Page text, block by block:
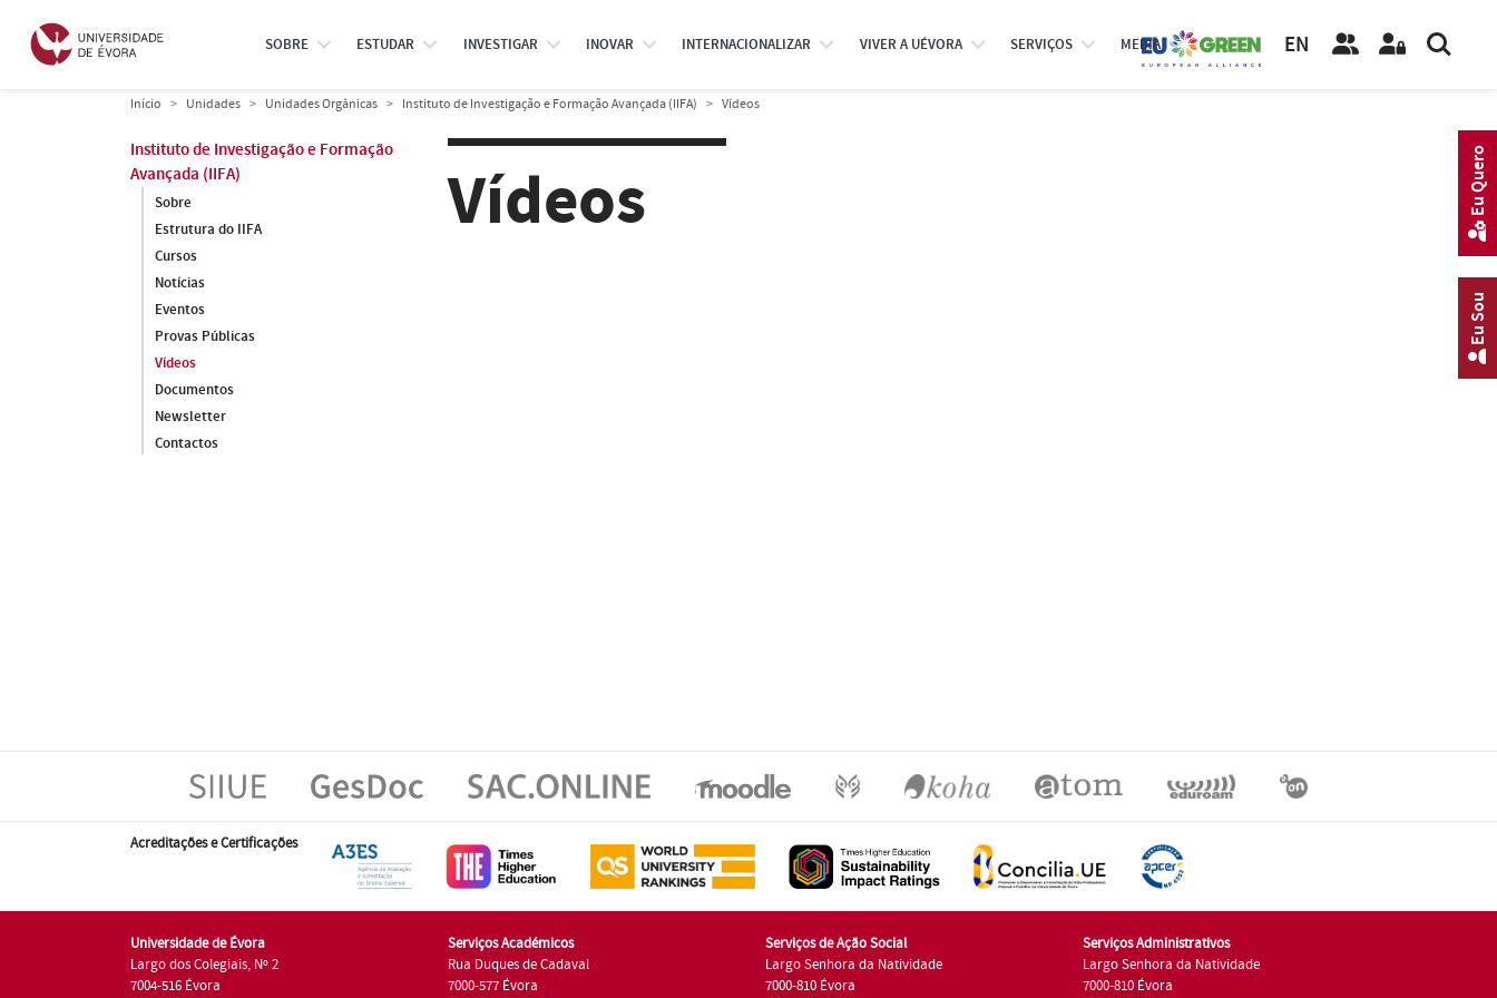
SOBRE ESTUDAR INVESTIGAR INOVAR INTERNACIONALIZAR VIVER A UÉVORA SERVIÇOS MEDIA EN
Início Unidades Unidades Orgânicas Instituto de Investigação e Formação Avançada (IIFA) Vídeos
Instituto de Investigação e Formação
Avançada (IIFA)
Sobre
Estrutura do IIFA
Cursos
Notícias
Eventos
Provas Públicas
Vídeos
Documentos
Newsletter
Contactos
Vídeos
Acreditações e Certificações
Universidade de Évora
Largo dos Colegiais, Nº 2
7004-516 Évora
Serviços Académicos
Rua Duques de Cadaval
7000-577 Évora
Serviços de Ação Social
Largo Senhora da Natividade
7000-810 Évora
Serviços Administrativos
Largo Senhora da Natividade
7000-810 Évora
Eu Sou
Eu Quero